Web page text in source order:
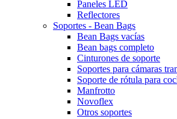
Paneles LED
Reflectores
Soportes - Bean Bags
Bean Bags vacías
Bean bags completo
Cinturones de soporte
Soportes para cámaras
Soporte de rótula para
Manfrotto
Novoflex
Otros soportes